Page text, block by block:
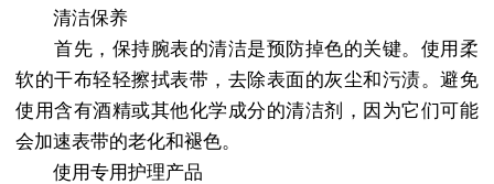
清洁保养
首先，保持腕表的清洁是预防掉色的关键。使用柔
软的干布轻轻擦拭表带，去除表面的灰尘和污渍。避免
使用含有酒精或其他化学成分的清洁剂，因为它们可能
会加速表带的老化和褪色。
使用专用护理产品